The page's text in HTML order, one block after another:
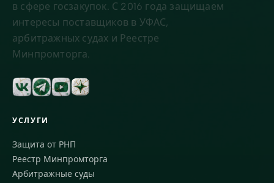
в сфере госзакупок. С 2016 года защищаем
интересы поставщиков в УФАС,
арбитражных судах и Реестре
Минпромторга.
УСЛУГИ
Защита от РНП
Реестр Минпромторга
Арбитражные суды